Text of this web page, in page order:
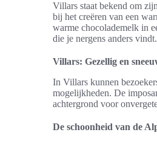
Villars staat bekend om zijn
bij het creëren van een
warme chocolademelk in
die je nergens anders vindt.
Villars: Gezellig en
In Villars kunnen
mogelijkheden. De
achtergrond voor
De schoonheid van de